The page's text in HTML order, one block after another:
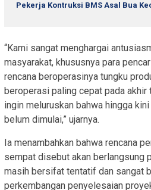
Pekerja Kontruksi BMS Asal Bua
“Kami sangat menghargai
masyarakat, khususnya para
rencana beroperasinya tungku
beroperasi paling cepat pada akhir
ingin meluruskan bahwa hingga
belum dimulai,” ujarnya.
Ia menambahkan bahwa rencana
sempat disebut akan berlangsung
masih bersifat tentatif dan sangat
perkembangan penyelesaian